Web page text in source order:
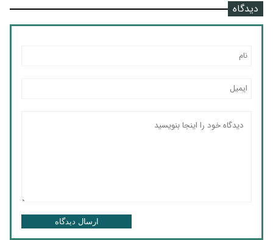
دیدگاه
ارسال دیدگاه